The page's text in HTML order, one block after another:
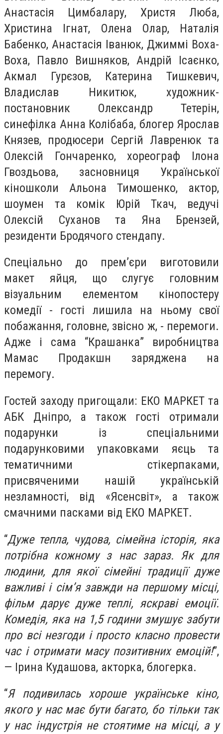
Анастасія Цимбалару, Христя Люба,
Христина Ігнат, Олена Олар, Наталія
Бабенко, Анастасія Іванюк, Джиммі Воха-
Воха, Павло Вишняков, Андрій Ісаєнко,
Акмал Гурєзов, Катерина Тишкевич,
Владислав Никитюк, художник-
постановник Олександр Тетерін,
синефілка Анна Колібаба, блогер Ярослав
Князев, продюсери Сергій Лавренюк та
Олексій Гончаренко, хореограф Ілона
Гвоздьова, засновниця Української
кіношколи Альона Тимошенко, актор,
шоумен та комік Юрій Ткач, ведучі
Олексій Суханов та Яна Брензей,
резиденти Бродячого стендапу.
Спеціально до премʼєри виготовили
макет яйця, що слугує головним
візуальним елементом кінопостеру
комедії - гості лишила на ньому свої
побажання, головне, звісно ж, - перемоги.
Адже і сама “Крашанка” виробництва
Мамас Продакшн заряджена на
перемогу.
Гостей заходу пригощали: ЕКО МАРКЕТ та
АБК Дніпро, а також гості отримали
подарунки із спеціальними
подарунковими упаковками яєць та
тематичними стікерпаками,
присвяченими нашій українській
незламності, від «Ясенсвіт», а також
смачними пасками від ЕКО МАРКЕТ.
“Дуже тепла, чудова, сімейна історія, яка
потрібна кожному з нас зараз. Як для
людини, для якої сімейні традиції дуже
важливі і сімʼя завжди на першому місці,
фільм дарує дуже теплі, яскраві емоції.
Комедія, яка на 1,5 години змушує забути
про всі незгоди і просто класно провести
час і отримати масу позитивних емоцій!”,
— Ірина Кудашова, акторка, блогерка.
“Я подивилась хороше українське кіно,
якого у нас має бути багато, бо тільки так
у нас індустрія не стоятиме на місці, а у